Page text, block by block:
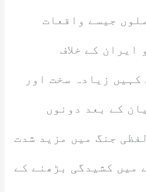
جیسے واقعات
ایران کے خلاف
زیادہ سخت اور
کے بعد دونوں
جنگ میں مزید شدت
میں کشیدگی بڑھنے کے